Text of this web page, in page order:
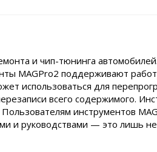
и чип-тюнинга
MAGPro2 поддерживают
использоваться для
всего содержимого.
инструментов
и руководствами — это лишь